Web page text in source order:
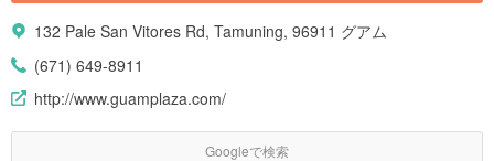
132 Pale San Vitores Rd, Tamuning, 96911 グアム
(671) 649-8911
http://www.guamplaza.com/
Googleで検索